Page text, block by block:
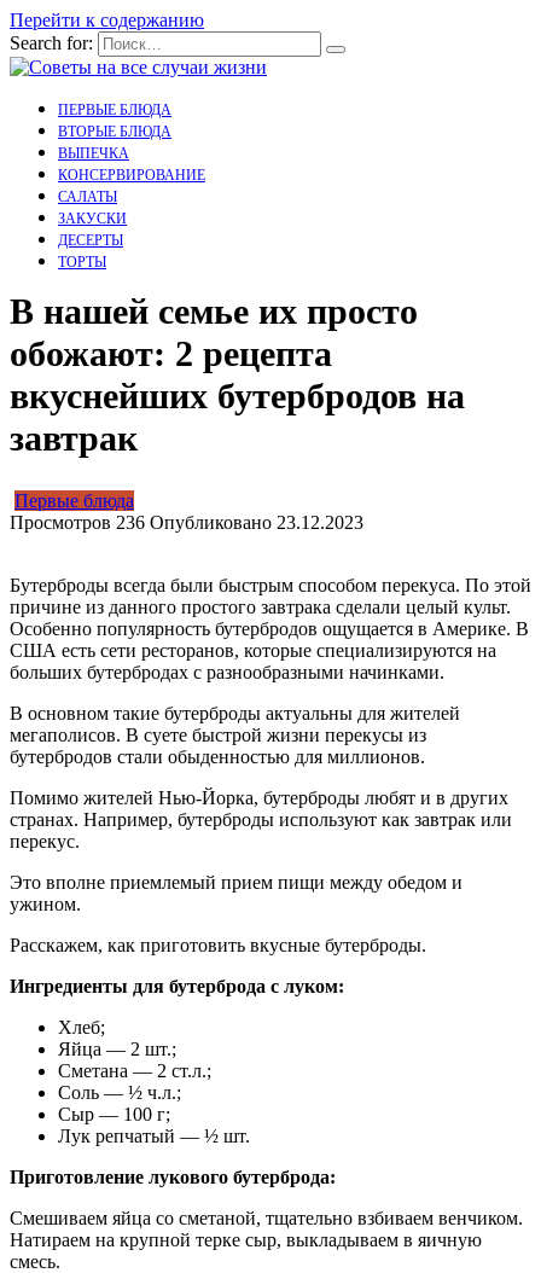
Перейти к содержанию
Search for:
ПЕРВЫЕ БЛЮДА
ВТОРЫЕ БЛЮДА
ВЫПЕЧКА
КОНСЕРВИРОВАНИЕ
САЛАТЫ
ЗАКУСКИ
ДЕСЕРТЫ
ТОРТЫ
В нашей семье их просто
обожают: 2 рецепта
вкуснейших бутербродов на
завтрак
Первые блюда
Просмотров 236 Опубликовано 23.12.2023
Бутерброды всегда были быстрым способом перекуса. По этой
причине из данного простого завтрака сделали целый культ.
Особенно популярность бутербродов ощущается в Америке. В
США есть сети ресторанов, которые специализируются на
больших бутербродах с разнообразными начинками.
В основном такие бутерброды актуальны для жителей
мегаполисов. В суете быстрой жизни перекусы из
бутербродов стали обыденностью для миллионов.
Помимо жителей Нью-Йорка, бутерброды любят и в других
странах. Например, бутерброды используют как завтрак или
перекус.
Это вполне приемлемый прием пищи между обедом и
ужином.
Расскажем, как приготовить вкусные бутерброды.
Ингредиенты для бутерброда с луком:
Хлеб;
Яйца — 2 шт.;
Сметана — 2 ст.л.;
Соль — ½ ч.л.;
Сыр — 100 г;
Лук репчатый — ½ шт.
Приготовление лукового бутерброда:
Смешиваем яйца со сметаной, тщательно взбиваем венчиком.
Натираем на крупной терке сыр, выкладываем в яичную
смесь.